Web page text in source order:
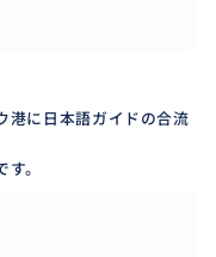
決定した場合
ハロン市場の見学
港に日本語ガイドの合流
。